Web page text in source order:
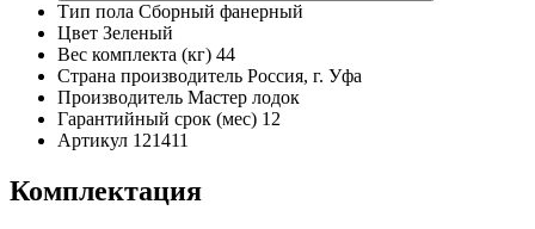
Тип пола Сборный фанерный
Цвет Зеленый
Вес комплекта (кг) 44
Страна производитель Россия, г. Уфа
Производитель Мастер лодок
Гарантийный срок (мес) 12
Артикул 121411
Комплектация